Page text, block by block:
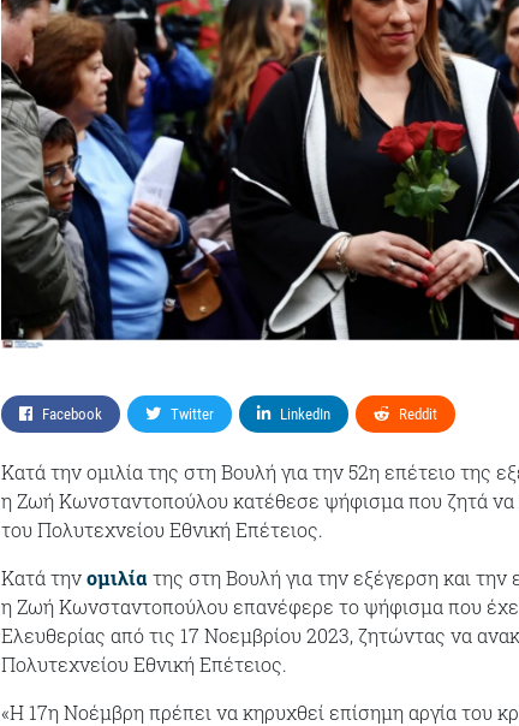
Facebook Twitter LinkedIn Reddit
Κατά την ομιλία της στη Βουλή για την 52η επέτειο της
η Ζωή Κωνσταντοπούλου κατέθεσε ψήφισμα που ζητά να
του Πολυτεχνείου Εθνική Επέτειος.
Κατά τηνομιλία της στη Βουλή για την εξέγερση και την
η Ζωή Κωνσταντοπούλου επανέφερε το ψήφισμα που
Ελευθερίας από τις 17 Νοεμβρίου 2023, ζητώντας να
Πολυτεχνείου Εθνική Επέτειος.
«Η 17η Νοέμβρη πρέπει να κηρυχθεί επίσημη αργία του